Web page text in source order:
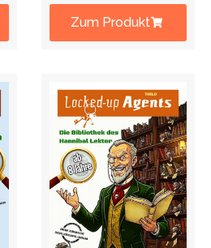
Zum Produkt